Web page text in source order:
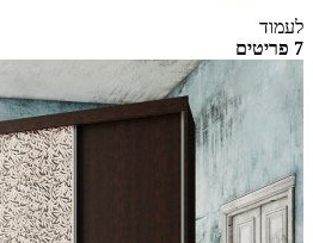
לעמוד
7 פריטים